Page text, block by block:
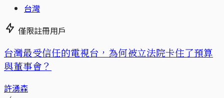
台灣
僅限註冊用戶
台灣最受信任的電視台，為何被立法院卡住了預算
與董事會？
許湧森